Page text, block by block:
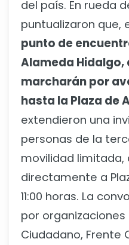
del país. En rueda
puntualizaron que,
punto de
Alameda Hidalgo,
marcharán por
hasta la Plaza de
extendieron una
personas de la
movilidad limitada,
directamente a
11:00 horas. La
por
Ciudadano, Frente